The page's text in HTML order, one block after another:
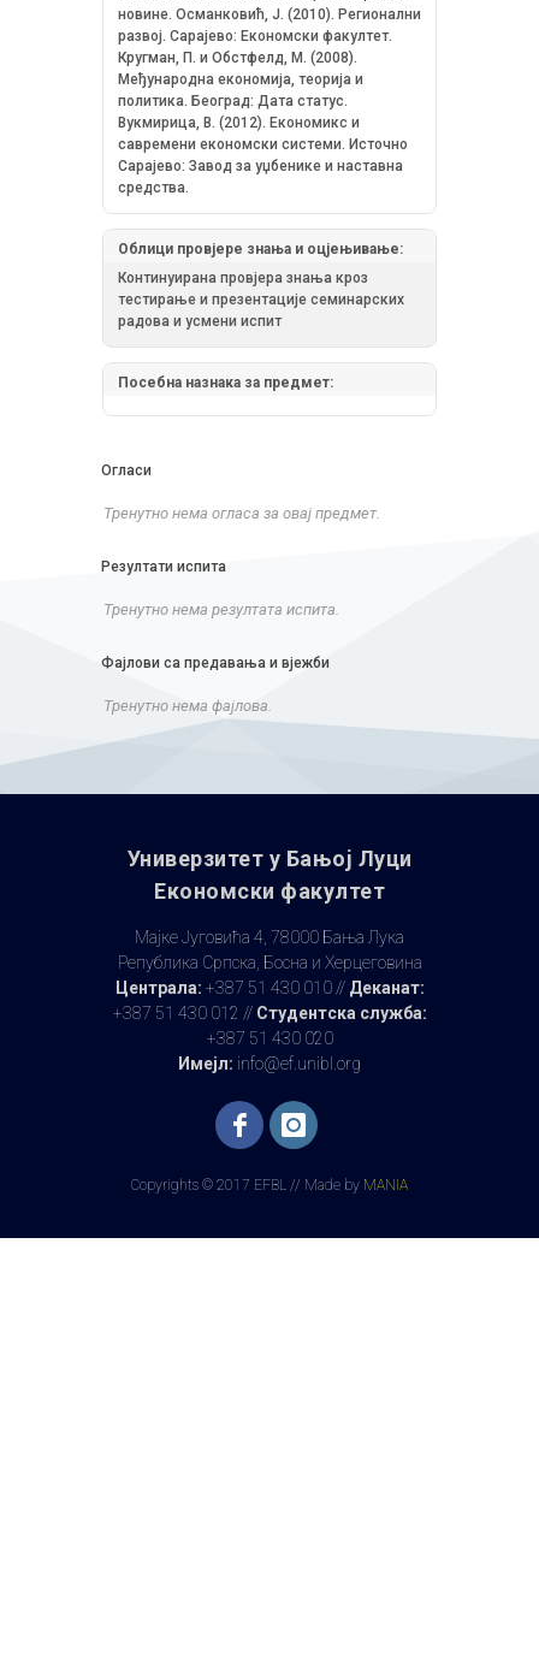
нoвинe. Oсмaнкoвић, J. (2010). Рeгиoнaлни
рaзвoj. Сaрajeвo: Eкoнoмски фaкултeт.
Кругман, П. и Обстфелд, М. (2008).
Међународна економија, теорија и
политика. Београд: Дата статус.
Вукмирица, В. (2012). Економикс и
савремени економски системи. Источно
Сарајево: Завод за уџбенике и наставна
средства.
Облици провјере знања и оцјењивање:
Континуирана провјера знања кроз
тестирање и презентације семинарских
радова и усмени испит
Посебна назнака за предмет:
Огласи
Тренутно нема огласа за овај предмет.
Резултати испита
Тренутно нема резултата испита.
Фајлови са предавања и вјежби
Тренутно нема фајлова.
Универзитет у Бањoj Луци
Економски факултет
Мајке Југовића 4, 78000 Бања Лука
Република Српска, Босна и Херцеговина
Централа: +387 51 430 010 // Деканат:
+387 51 430 012 // Студентска служба:
+387 51 430 020
Имејл: info@ef.unibl.org
Copyrights © 2017 EFBL // Made by MANIA